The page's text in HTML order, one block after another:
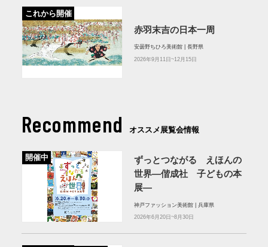
これから開催
赤羽末吉の日本一周
安曇野ちひろ美術館 | 長野県
2026年9月11日~12月15日
Recommend オススメ展覧会情報
開催中
ずっとつながる えほんの
世界―偕成社 子どもの本
展―
神戸ファッション美術館 | 兵庫県
2026年6月20日~8月30日